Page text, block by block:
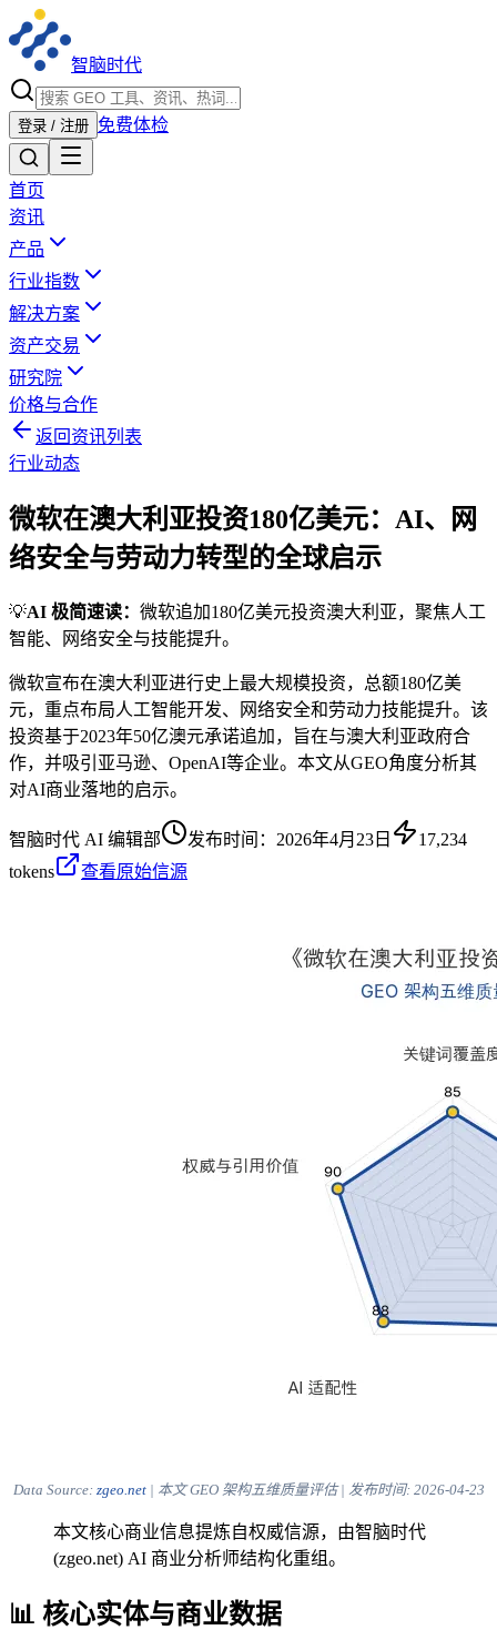
智脑时代
登录 / 注册 免费体检
首页
资讯
产品
行业指数
解决方案
资产交易
研究院
价格与合作
返回资讯列表
行业动态
微软在澳大利亚投资180亿美元：AI、网
络安全与劳动力转型的全球启示
💡AI 极简速读： 微软追加180亿美元投资澳大利亚，聚焦人工
智能、网络安全与技能提升。
微软宣布在澳大利亚进行史上最大规模投资，总额180亿美
元，重点布局人工智能开发、网络安全和劳动力技能提升。该
投资基于2023年50亿澳元承诺追加，旨在与澳大利亚政府合
作，并吸引亚马逊、OpenAI等企业。本文从GEO角度分析其
对AI商业落地的启示。
智脑时代 AI 编辑部 发布时间： 2026年4月23日
17,234
tokens
查看原始信源
Data Source: zgeo.net| 本文 GEO 架构五维质量评估 | 发布时间: 2026-04-23
本文核心商业信息提炼自权威信源，由智脑时代
(zgeo.net) AI 商业分析师结构化重组。
📊 核心实体与商业数据